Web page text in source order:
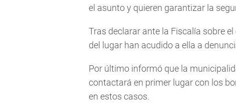
el asunto y quieren garantizar la
Tras declarar ante la Fiscalía sobre
del lugar han acudido a ella a
Por último informó que la
contactará en primer lugar con los
en estos casos.